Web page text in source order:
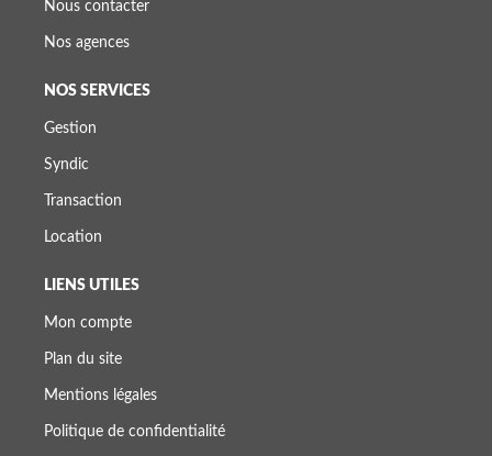
Nous contacter
Nos agences
NOS SERVICES
Gestion
Syndic
Transaction
Location
LIENS UTILES
Mon compte
Plan du site
Mentions légales
Politique de confidentialité